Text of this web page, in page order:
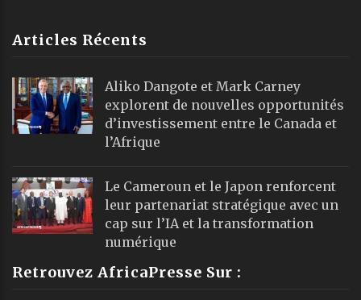
Articles Récents
Aliko Dangote et Mark Carney
explorent de nouvelles opportunités
d’investissement entre le Canada et
l’Afrique
Le Cameroun et le Japon renforcent
leur partenariat stratégique avec un
cap sur l’IA et la transformation
numérique
Retrouvez AfricaPresse Sur :